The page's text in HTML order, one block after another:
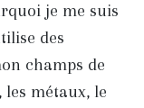
je me suis
des
champs de
métaux, le